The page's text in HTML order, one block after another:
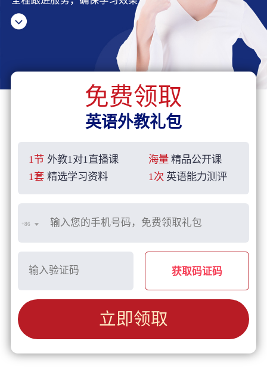
免费领取
英语外教礼包
1节 外教1对1直播课 海量 精品公开课
1套 精选学习资料 1次 英语能力测评
+86
获取码证码
立即领取